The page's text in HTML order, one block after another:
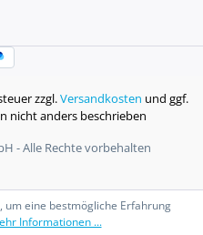
zzgl.Versandkosten und ggf.
nicht anders beschrieben
- Alle Rechte vorbehalten
um eine bestmögliche Erfahrung
Informationen ...